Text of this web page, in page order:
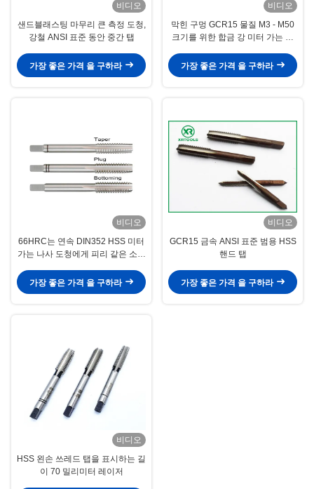
비디오
샌드블래스팅 마무리 큰 측정 도청,
강철 ANSI 표준 동안 중간 탭
가장 좋은 가격 을 구하라
비디오
막힌 구멍 GCR15 물질 M3 - M50
크기를 위한 합금 강 미터 가는 나
가장 좋은 가격 을 구하라
비디오
66HRC는 연속 DIN352 HSS 미터
가는 나사 도청에게 피리 같은 소리
가장 좋은 가격 을 구하라
비디오
GCR15 금속 ANSI 표준 범용 HSS
핸드 탭
가장 좋은 가격 을 구하라
비디오
HSS 왼손 쓰레드 탭을 표시하는 길
이 70 밀리미터 레이저